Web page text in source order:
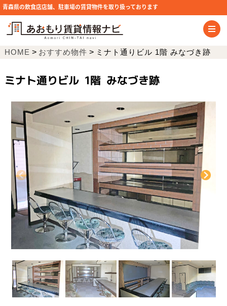
青森県の飲食店店舗、駐車場の賃貸物件を取り扱っております
HOME > おすすめ物件 > ミナト通りビル 1階 みなづき跡
ミナト通りビル 1階 みなづき跡